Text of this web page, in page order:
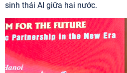
sinh thái AI giữa hai nước.